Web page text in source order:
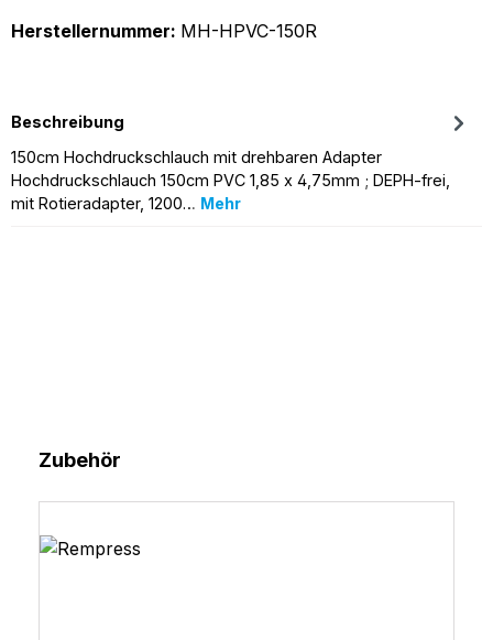
Herstellernummer: MH-HPVC-150R
Beschreibung
150cm Hochdruckschlauch mit drehbaren Adapter
Hochdruckschlauch 150cm PVC 1,85 x 4,75mm ; DEPH-frei,
mit Rotieradapter, 1200… Mehr
Produktgalerie überspringen
Zubehör